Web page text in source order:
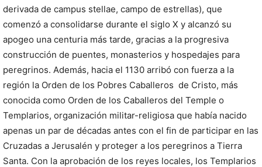
derivada de campus stellae, campo de estrellas), que
comenzó a consolidarse durante el siglo X y alcanzó su
apogeo una centuria más tarde, gracias a la progresiva
construcción de puentes, monasterios y hospedajes para
peregrinos. Además, hacia el 1130 arribó con fuerza a la
región la Orden de los Pobres Caballeros de Cristo, más
conocida como Orden de los Caballeros del Temple o
Templarios, organización militar-religiosa que había nacido
apenas un par de décadas antes con el fin de participar en las
Cruzadas a Jerusalén y proteger a los peregrinos a Tierra
Santa. Con la aprobación de los reyes locales, los Templarios